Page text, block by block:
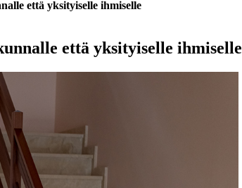
että yksityiselle ihmiselle
että yksityiselle ihmiselle